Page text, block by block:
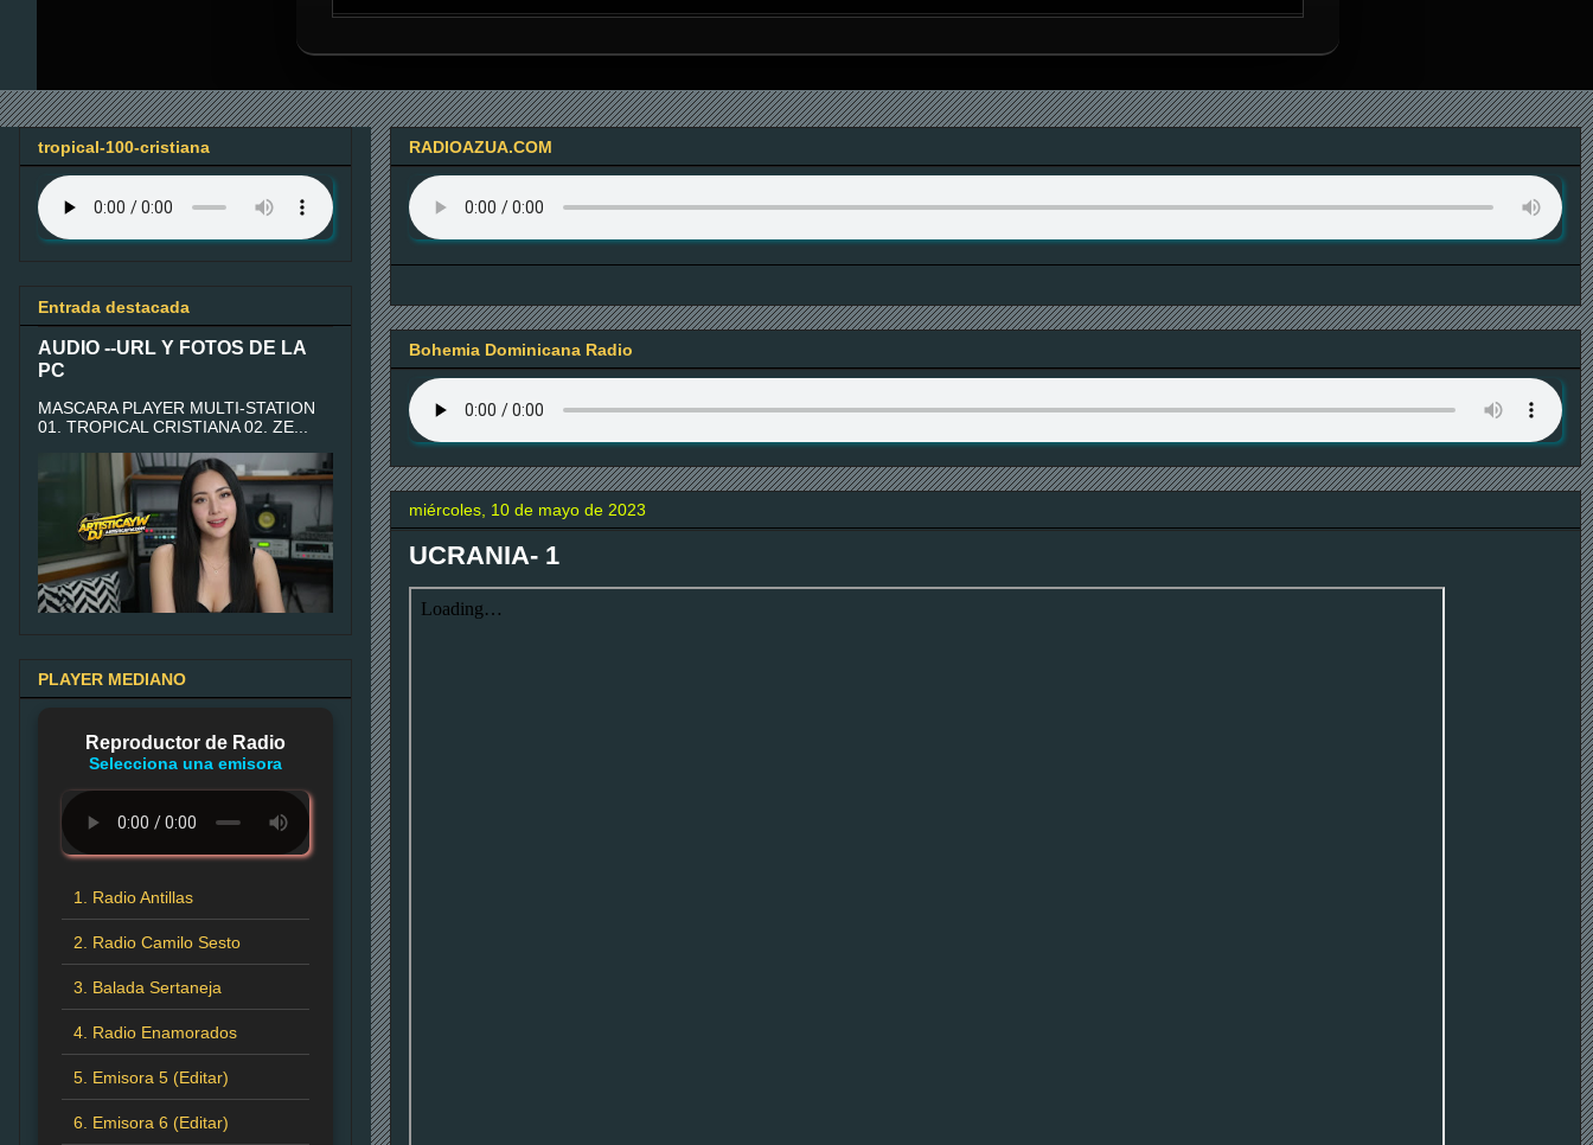
RADIOAZUA.COM
Bohemia Dominicana Radio
miércoles, 10 de mayo de 2023
UCRANIA- 1
tropical-100-cristiana
Entrada destacada
AUDIO --URL Y FOTOS DE LA
PC
MASCARA PLAYER MULTI-STATION
01. TROPICAL CRISTIANA 02. ZE...
PLAYER MEDIANO
Reproductor de Radio
Selecciona una emisora
1. Radio Antillas
2. Radio Camilo Sesto
3. Balada Sertaneja
4. Radio Enamorados
5. Emisora 5 (Editar)
6. Emisora 6 (Editar)